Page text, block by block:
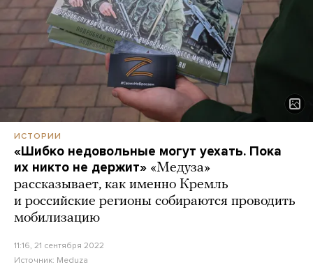
ИСТОРИИ
«Шибко недовольные могут уехать. Пока
их никто не держит» «Медуза»
рассказывает, как именно Кремль
и российские регионы собираются проводить
мобилизацию
11:16, 21 сентября 2022
Источник: Meduza